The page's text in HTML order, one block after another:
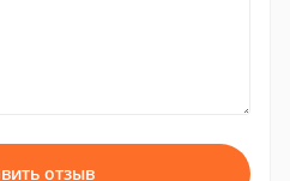
отзыв